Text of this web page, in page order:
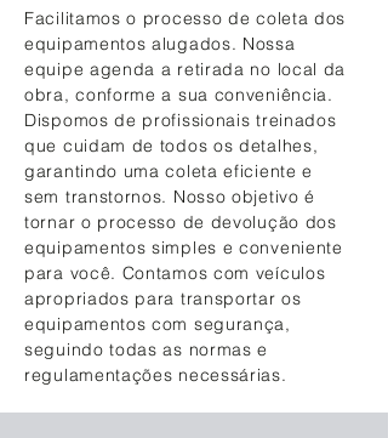
Facilitamos o processo de coleta dos
equipamentos alugados. Nossa
equipe agenda a retirada no local da
obra, conforme a sua conveniência.
Dispomos de profissionais treinados
que cuidam de todos os detalhes,
garantindo uma coleta eficiente e
sem transtornos. Nosso objetivo é
tornar o processo de devolução dos
equipamentos simples e conveniente
para você. Contamos com veículos
apropriados para transportar os
equipamentos com segurança,
seguindo todas as normas e
regulamentações necessárias.